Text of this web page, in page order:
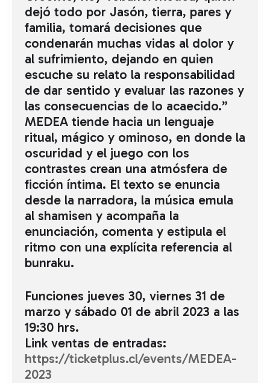
dejó todo por Jasón, tierra, pares y
familia, tomará decisiones que
condenarán muchas vidas al dolor y
al sufrimiento, dejando en quien
escuche su relato la responsabilidad
de dar sentido y evaluar las razones y
las consecuencias de lo acaecido.”
MEDEA tiende hacia un lenguaje
ritual, mágico y ominoso, en donde la
oscuridad y el juego con los
contrastes crean una atmósfera de
ficción íntima. El texto se enuncia
desde la narradora, la música emula
al shamisen y acompaña la
enunciación, comenta y estipula el
ritmo con una explícita referencia al
bunraku.
Funciones jueves 30, viernes 31 de
marzo y sábado 01 de abril 2023 a las
19:30 hrs.
Link ventas de entradas:
https://ticketplus.cl/events/MEDEA-
2023